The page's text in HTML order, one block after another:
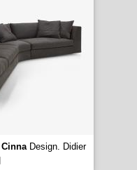
CinnaDesign. Didier